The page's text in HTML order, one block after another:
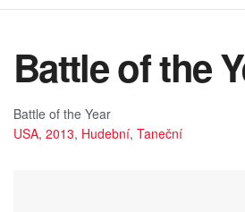
Battle of the
Battle of the Year
USA, 2013, Hudební, Taneční